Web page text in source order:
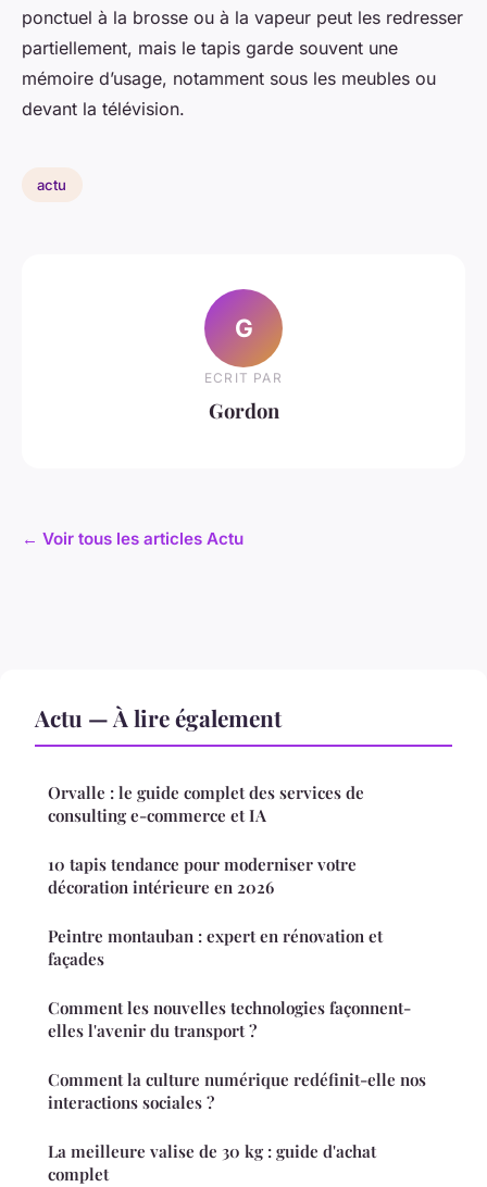
ponctuel à la brosse ou à la vapeur peut les redresser
partiellement, mais le tapis garde souvent une
mémoire d’usage, notamment sous les meubles ou
devant la télévision.
actu
G
ECRIT PAR
Gordon
← Voir tous les articles Actu
Actu — À lire également
Orvalle : le guide complet des services de
consulting e-commerce et IA
10 tapis tendance pour moderniser votre
décoration intérieure en 2026
Peintre montauban : expert en rénovation et
façades
Comment les nouvelles technologies façonnent-
elles l'avenir du transport ?
Comment la culture numérique redéfinit-elle nos
interactions sociales ?
La meilleure valise de 30 kg : guide d'achat
complet